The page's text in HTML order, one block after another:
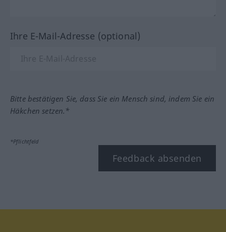
Ihre E-Mail-Adresse (optional)
Bitte bestätigen Sie, dass Sie ein Mensch sind, indem Sie ein
Häkchen setzen.*
*Pflichtfeld
Feedback absenden